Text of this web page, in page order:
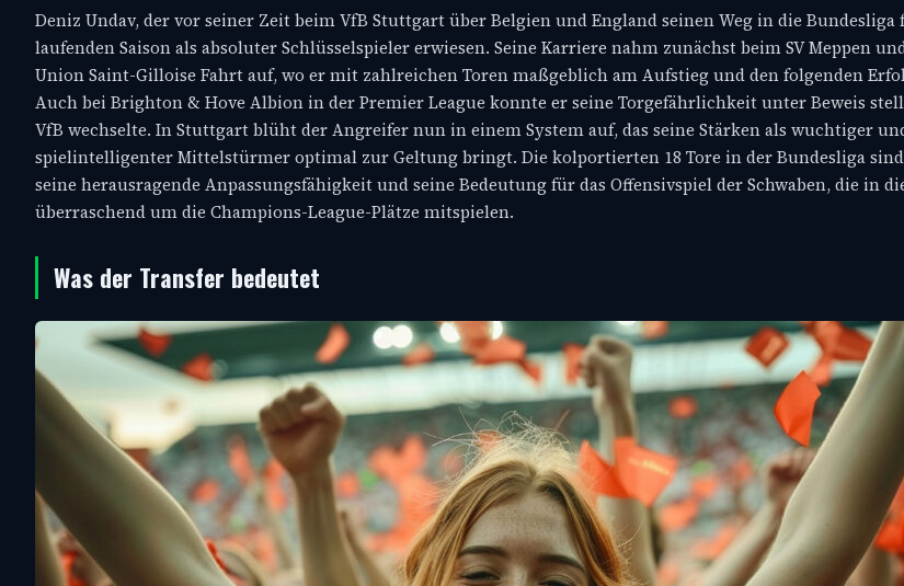
Deniz Undav, der vor seiner Zeit beim VfB Stuttgart über Belgien und England seinen Weg in die
laufenden Saison als absoluter Schlüsselspieler erwiesen. Seine Karriere nahm zunächst beim SV Meppen
Union Saint-Gilloise Fahrt auf, wo er mit zahlreichen Toren maßgeblich am Aufstieg und den folgenden
Auch bei Brighton & Hove Albion in der Premier League konnte er seine Torgefährlichkeit unter Beweis
VfB wechselte. In Stuttgart blüht der Angreifer nun in einem System auf, das seine Stärken als wuchtiger
spielintelligenter Mittelstürmer optimal zur Geltung bringt. Die kolportierten 18 Tore in der Bundesliga sind
seine herausragende Anpassungsfähigkeit und seine Bedeutung für das Offensivspiel der Schwaben, die in
überraschend um die Champions-League-Plätze mitspielen.
Was der Transfer bedeutet